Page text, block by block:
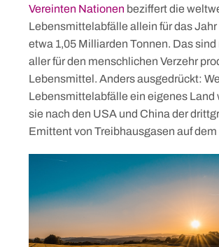
Vereinten Nationen beziffert die
Lebensmittelabfälle allein für das Jahr
etwa 1,05 Milliarden Tonnen. Das sind
aller für den menschlichen Verzehr
Lebensmittel. Anders ausgedrückt:
Lebensmittelabfälle ein eigenes Land
sie nach den USA und China der
Emittent von Treibhausgasen auf